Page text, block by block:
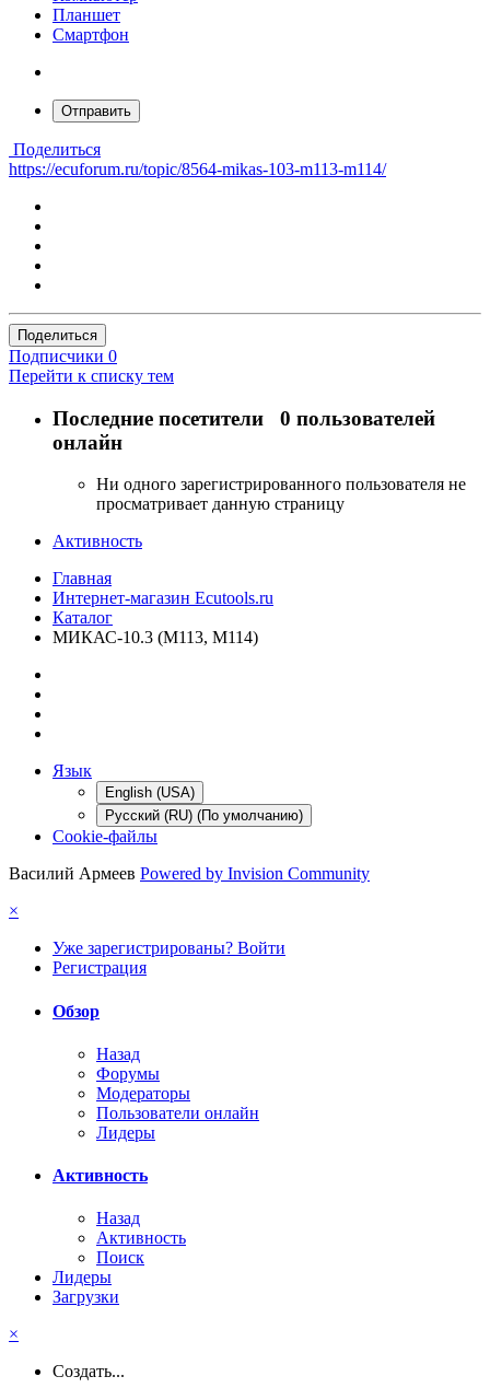
Планшет
Смартфон
Отправить
Поделиться
https://ecuforum.ru/topic/8564-mikas-103-m113-m114/
Поделиться
Подписчики 0
Перейти к списку тем
Последние посетители 0 пользователей
онлайн
Ни одного зарегистрированного пользователя не
просматривает данную страницу
Активность
Главная
Интернет-магазин Ecutools.ru
Каталог
МИКАС-10.3 (M113, M114)
Язык
English (USA)
Русский (RU) (По умолчанию)
Cookie-файлы
Василий Армеев Powered by Invision Community
×
Уже зарегистрированы? Войти
Регистрация
Обзор
Назад
Форумы
Модераторы
Пользователи онлайн
Лидеры
Активность
Назад
Активность
Поиск
Лидеры
Загрузки
×
Создать...